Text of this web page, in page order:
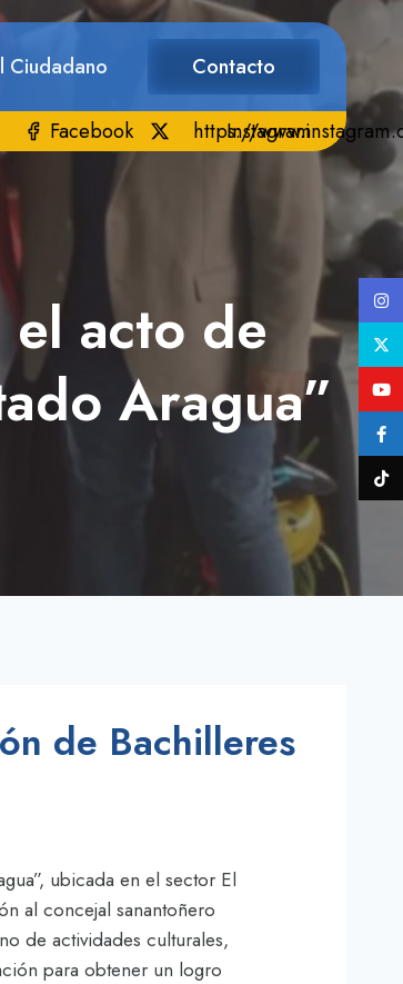
Ciudadano Contacto
Facebook https://Instagram
el acto de
Aragua”
de Bachilleres
ubicada en el sector El
al concejal sanantoñero
de actividades culturales,
para obtener un logro